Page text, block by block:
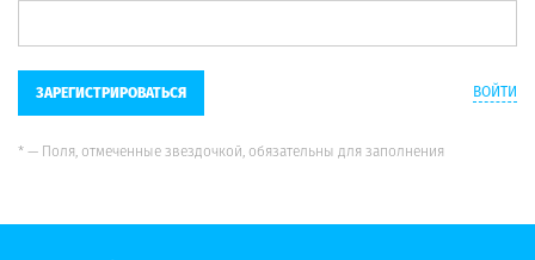
ЗАРЕГИСТРИРОВАТЬСЯ ВОЙТИ
* — Поля, отмеченные звездочкой, обязательны для заполнения